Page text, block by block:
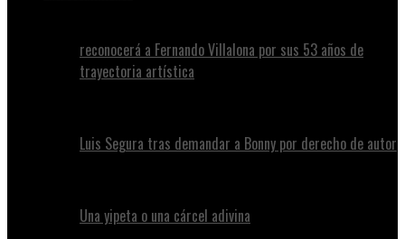
reconocerá a Fernando Villalona por sus 53 años de
trayectoria artística
Luis Segura tras demandar a Bonny por derecho de autor
Una yipeta o una cárcel adivina